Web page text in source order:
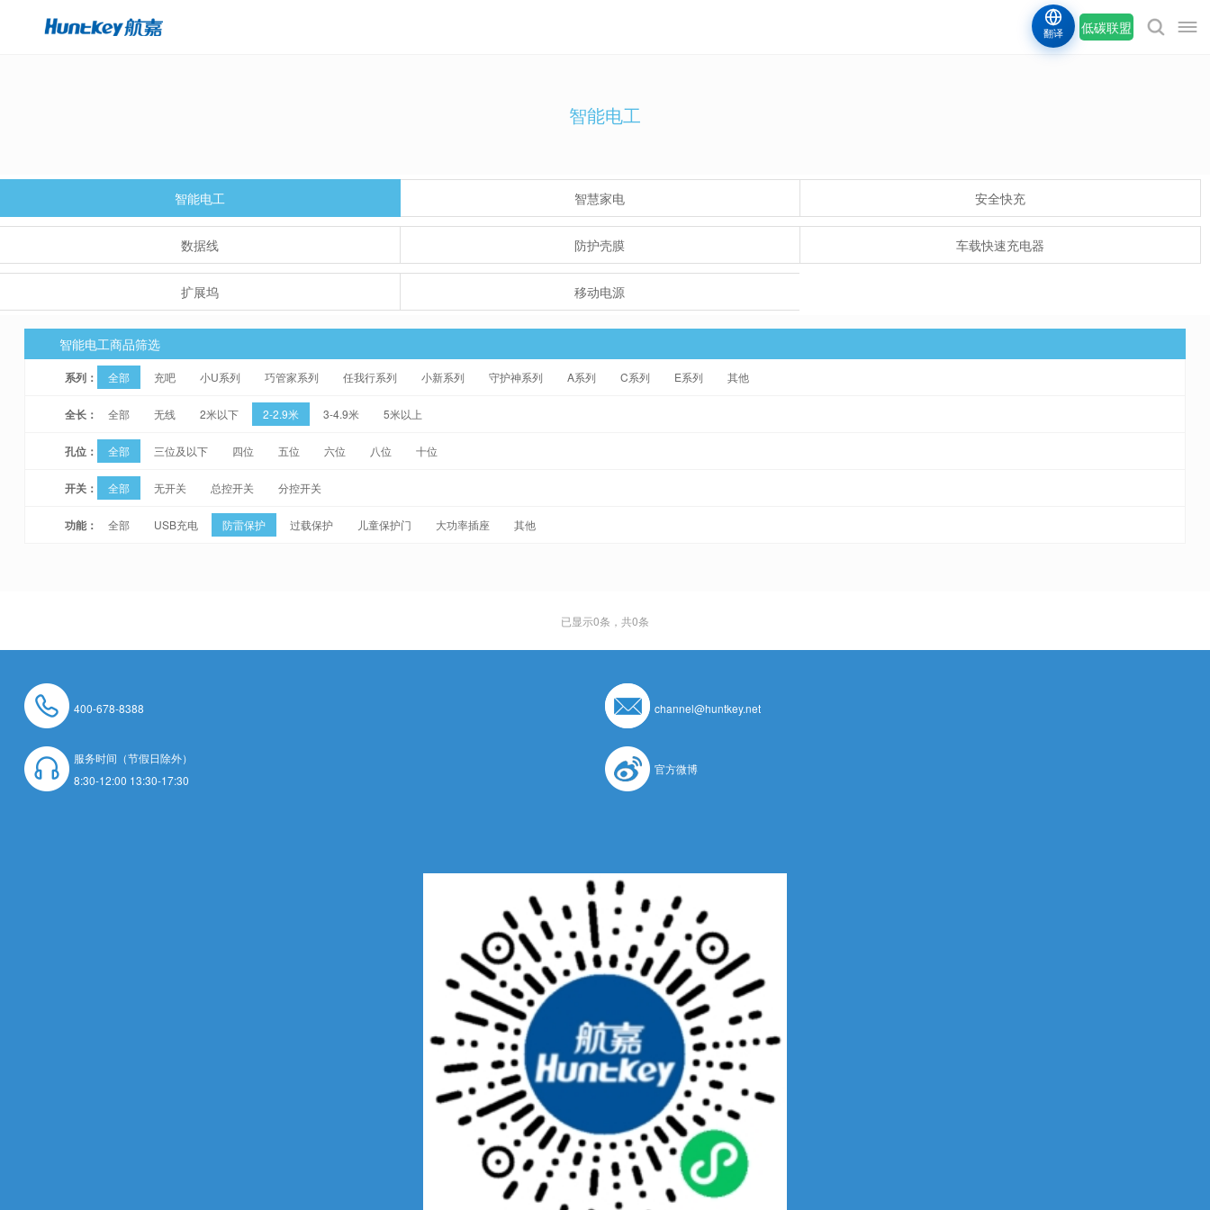
低碳联盟
翻译
智能电工
智能电工 智慧家电 安全快充
数据线 防护壳膜 车载快速充电器
扩展坞 移动电源
智能电工商品筛选
系列： 全部 充吧 小U系列 巧管家系列 任我行系列 小新系列 守护神系列 A系列 C系列 E系列 其他
全长： 全部 无线 2米以下 2-2.9米 3-4.9米 5米以上
孔位： 全部 三位及以下 四位 五位 六位 八位 十位
开关： 全部 无开关 总控开关 分控开关
功能： 全部 USB充电 防雷保护 过载保护 儿童保护门 大功率插座 其他
已显示0条，共0条
400-678-8388 channel@huntkey.net
服务时间（节假日除外）
8:30-12:00 13:30-17:30
官方微博